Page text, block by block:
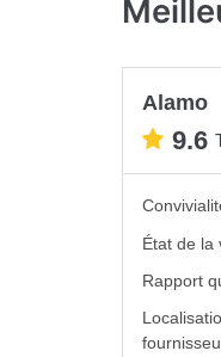
Alamo
9.6
État de la
Rapport